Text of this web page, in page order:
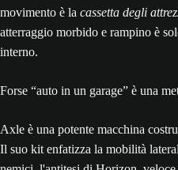
movimento è la cassetta degli
atterraggio morbido e rampino è
interno.
Forse “auto in un garage” è una
Axle è una potente macchina
Il suo kit enfatizza la mobilità